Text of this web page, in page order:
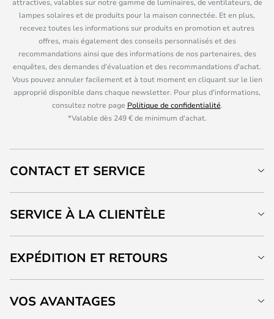
lampes solaires et de produits pour la maison connectée. Et en plus,
recevez toutes les informations sur produits en promotion et autres
offres, mais également des conseils personnalisés et des
recommandations ainsi que des informations de nos partenaires, des
enquêtes, des demandes d'évaluation et des recommandations d'achat.
Vous pouvez annuler facilement et à tout moment en cliquant sur le lien
approprié disponible dans chaque newsletter. Pour plus d'informations,
consultez notre page Politique de confidentialité.
*Valable dès 249 € de minimum d'achat.
CONTACT ET SERVICE
SERVICE À LA CLIENTÈLE
EXPÉDITION ET RETOURS
VOS AVANTAGES